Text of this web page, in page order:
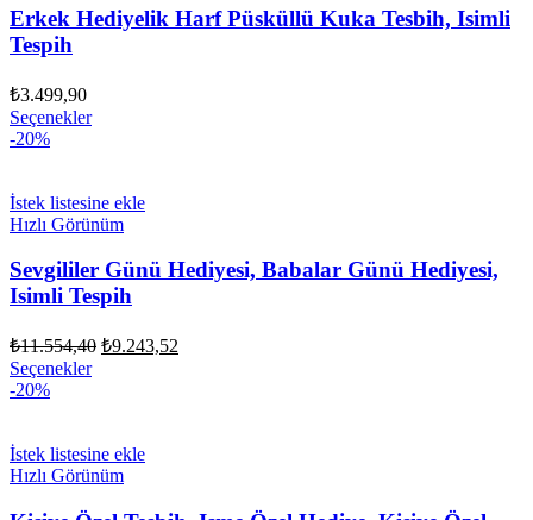
Erkek Hediyelik Harf Püsküllü Kuka Tesbih, Isimli
Tespih
₺3.499,90
Seçenekler
-20%
İstek listesine ekle
Hızlı Görünüm
Sevgililer Günü Hediyesi, Babalar Günü Hediyesi,
Isimli Tespih
₺11.554,40 Orijinal
₺9.243,52
Seçenekler
-20%
İstek listesine ekle
Hızlı Görünüm